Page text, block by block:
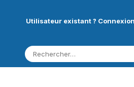
Utilisateur existant ?